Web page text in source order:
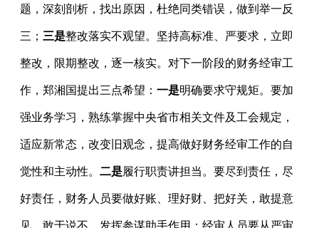
题，深刻剖析，找出原因，杜绝同类错误，做到举一反
三； 三是整改落实不观望。坚持高标准、严要求，立即
整改，限期整改，逐一核实。对下一阶段的财务经审工
作，郑湘国提出三点希望： 一是明确要求守规矩。要加
强业务学习，熟练掌握中央省市相关文件及工会规定，
适应新常态，改变旧观念，提高做好财务经审工作的自
觉性和主动性。 二是履行职责讲担当。要尽到责任，尽
好责任，财务人员要做好账、理好财、把好关，敢提意
见，敢于说不，发挥参谋助手作用；经审人员要从严审